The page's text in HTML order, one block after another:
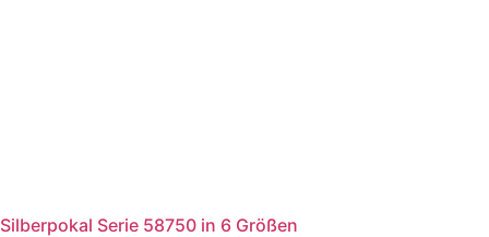
Silberpokal Serie 58750 in 6 Größen